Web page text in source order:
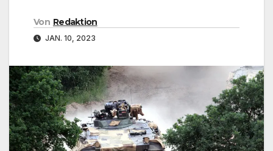
Von Redaktion
JAN. 10, 2023